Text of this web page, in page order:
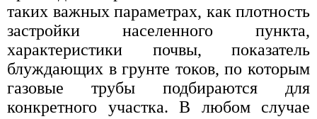
таких важных параметрах, как плотность
застройки населенного пункта,
характеристики почвы, показатель
блуждающих в грунте токов, по которым
газовые трубы подбираются для
конкретного участка. В любом случае